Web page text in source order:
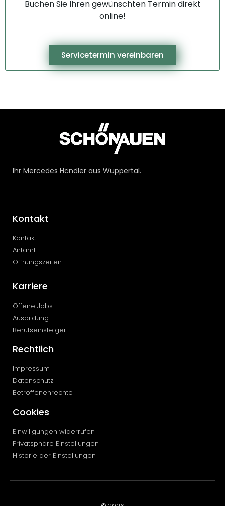
Buchen Sie Ihren gewünschten Termin direkt
online!
Servicetermin vereinbaren
Ihr Mercedes Händler aus Wuppertal.
Kontakt
Kontakt
Anfahrt
Öffnungszeiten
Karriere
Offene Jobs
Ausbildung
Berufseinsteiger
Rechtlich
Impressum
Datenschutz
Betroffenenrechte
Cookies
Einwillgungen widerrufen
Privatsphäre Einstellungen
Historie der Einstellungen